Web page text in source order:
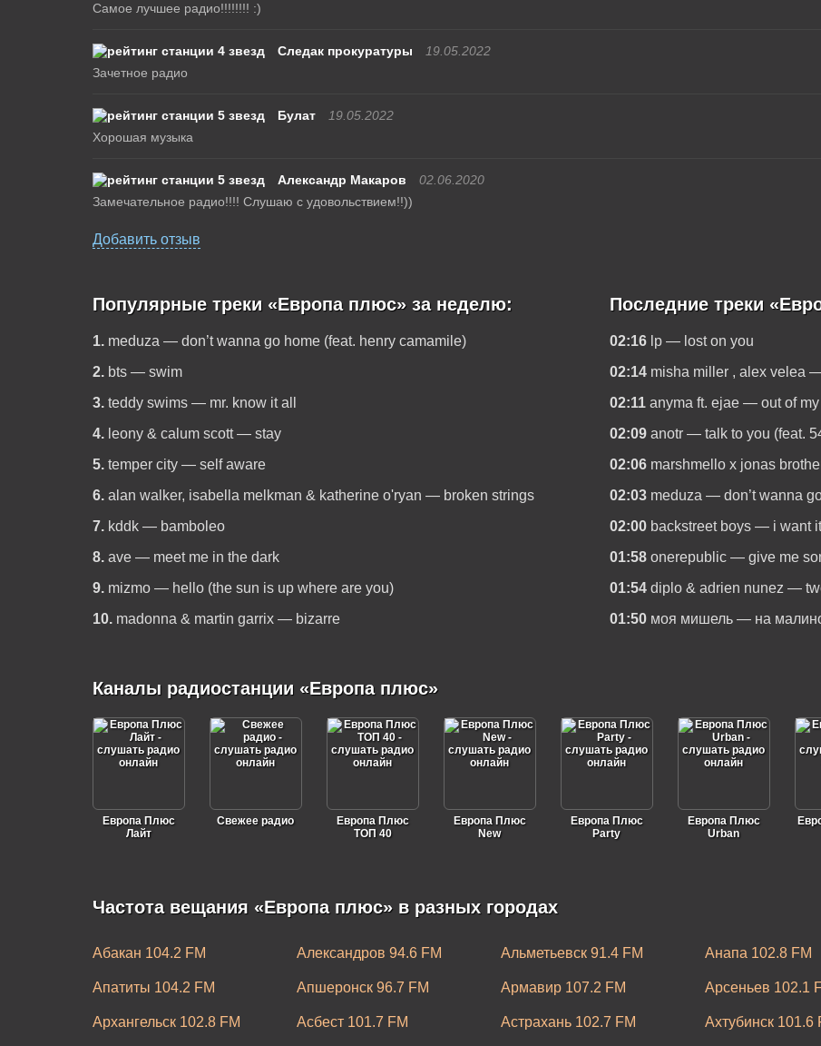
Самое лучшее радио!!!!!!!! :)
Следак прокуратуры
19.05.2022
Зачетное радио
Булат
19.05.2022
Хорошая музыка
Александр Макаров
02.06.2020
Замечательное радио!!!! Слушаю с удовольствием!!))
Добавить отзыв
Популярные треки «Европа плюс» за неделю:
1. meduza — don’t wanna go home (feat. henry camamile)
2. bts — swim
3. teddy swims — mr. know it all
4. leony & calum scott — stay
5. temper city — self aware
6. alan walker, isabella melkman & katherine o'ryan — broken strings
7. kddk — bamboleo
8. ave — meet me in the dark
9. mizmo — hello (the sun is up where are you)
10. madonna & martin garrix — bizarre
Последние треки
02:16 lp — lost on you
02:14 misha miller , alex velea
02:11 anyma ft. ejae — out of
02:09 anotr — talk to you (feat.
02:06 marshmello x jonas
02:03 meduza — don’t wanna
02:00 backstreet boys — i want
01:58 onerepublic — give me
01:54 diplo & adrien nunez —
01:50 моя мишель — на
Каналы радиостанции «Европа плюс»
Европа Плюс
Лайт
Свежее радио
Европа Плюс
ТОП 40
Европа Плюс
New
Европа Плюс
Party
Европа Плюс
Urban
Частота вещания «Европа плюс» в разных городах
Абакан 104.2 FM Александров 94.6 FM Альметьевск 91.4 FM Анапа 102.8 FM
Апатиты 104.2 FM Апшеронск 96.7 FM Армавир 107.2 FM Арсеньев 102.1
Архангельск 102.8 FM Асбест 101.7 FM Астрахань 102.7 FM Ахтубинск 101.6